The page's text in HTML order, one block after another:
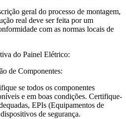
geral do processo de montagem,
real deve ser feita por um
com as normas locais de
do Painel Elétrico:
de Componentes:
se todos os componentes
e em boas condições. Certifique-
EPIs (Equipamentos de
de segurança.